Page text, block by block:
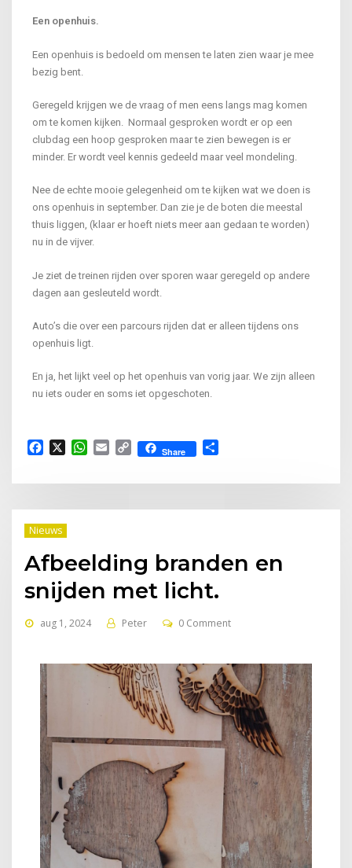
Een openhuis.
Een openhuis is bedoeld om mensen te laten zien waar je mee
bezig bent.
Geregeld krijgen we de vraag of men eens langs mag komen
om te komen kijken. Normaal gesproken wordt er op een
clubdag een hoop gesproken maar te zien bewegen is er
minder. Er wordt veel kennis gedeeld maar veel mondeling.
Nee de echte mooie gelegenheid om te kijken wat we doen is
ons openhuis in september. Dan zie je de boten die meestal
thuis liggen, (klaar er hoeft niets meer aan gedaan te worden)
nu in de vijver.
Je ziet de treinen rijden over sporen waar geregeld op andere
dagen aan gesleuteld wordt.
Auto’s die over een parcours rijden dat er alleen tijdens ons
openhuis ligt.
En ja, het lijkt veel op het openhuis van vorig jaar. We zijn alleen
nu iets ouder en soms iet opgeschoten.
FacebookWhatsApp
EmailCopy Share
Nieuws
Afbeelding branden en
snijden met licht.
aug 1, 2024 Peter 0 Comment